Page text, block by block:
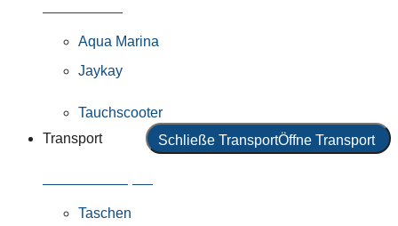
Aqua Marina
Jaykay
Tauchscooter
Transport
Schließe TransportÖffne Transport
Taschen